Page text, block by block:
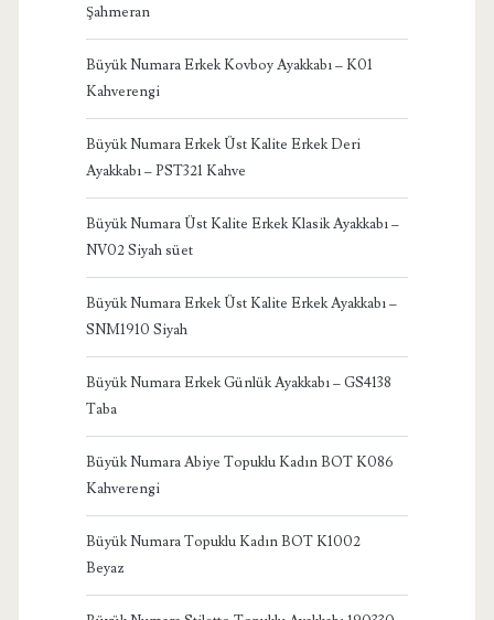
Şahmeran
Büyük Numara Erkek Kovboy Ayakkabı – K01
Kahverengi
Büyük Numara Erkek Üst Kalite Erkek Deri
Ayakkabı – PST321 Kahve
Büyük Numara Üst Kalite Erkek Klasik Ayakkabı –
NV02 Siyah süet
Büyük Numara Erkek Üst Kalite Erkek Ayakkabı –
SNM1910 Siyah
Büyük Numara Erkek Günlük Ayakkabı – GS4138
Taba
Büyük Numara Abiye Topuklu Kadın BOT K086
Kahverengi
Büyük Numara Topuklu Kadın BOT K1002
Beyaz